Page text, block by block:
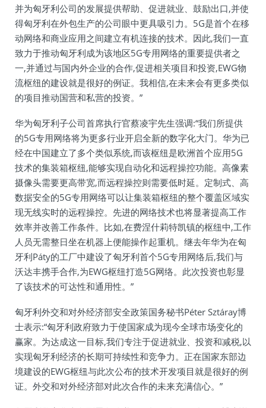
并为匈牙利公司的发展提供帮助、促进就业、鼓励出口,并使
得匈牙利在外包生产的公司眼中更具吸引力。5G是首个在移
动网络和商业应用之间建立有机连接的技术。因此,我们一直
致力于推动匈牙利成为该地区5G专用网络的重要提供者之
一,并通过与国内外企业的合作,促进相关项目和投资,EWG物
流枢纽的建设就是很好的例证。我相信,在未来会有更多类似
的项目推动国营和私营的投资。”
华为匈牙利子公司首席执行官蔡凌宇先生强调:“我们所提供
的5G专用网络将为更多行业开启全新的数字化大门。华为已
经在中国建立了多个类似系统,而该枢纽是欧洲首个应用5G
技术的集装箱枢纽,能够实现自动化和远程操控功能。高像素
摄像头需要更高带宽,而远程操控则需要低时延。定制式、高
数据安全的5G专用网络可以让集装箱枢纽的整个覆盖区域实
现无线实时的远程操控。先进的网络技术也将显著提高工作
效率并改善工作条件。比如,在费涅什莉特凯镇的枢纽中,工作
人员无需整日坐在机器上便能操作起重机。继去年华为在匈
牙利Páty的工厂中建设了匈牙利首个5G专用网络后,我们与
沃达丰携手合作,为EWG枢纽打造5G网络。此次投资也彰显
了该技术的可达性和通用性。”
匈牙利外交和对外经济部安全政策国务秘书Péter Sztáray博
士表示:“匈牙利政府致力于使国家成为现今全球市场变化的
赢家。为达成这一目标,我们专注于促进就业、投资和减税,以
实现匈牙利经济的长期可持续性和竞争力。正在国家东部边
境建设的EWG枢纽与此次公布的技术开发项目就是很好的例
证。外交和对外经济部对此次合作的未来充满信心。”